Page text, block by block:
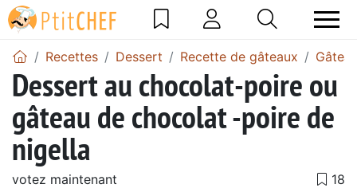
Recettes Dessert Recette de gâteaux
Dessert au chocolat-poire ou
gâteau de chocolat -poire de
nigella
votez maintenant